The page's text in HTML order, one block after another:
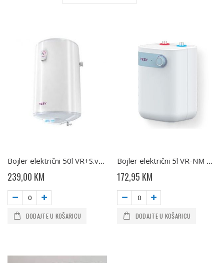
Bojler električni 50l VR+S.ventil GCV504420 B11 TESY
239,00 KM
DODAJTE U KOŠARICU
Bojler električni 5l VR-NM GCU0515M02 RC TESY
172,95 KM
DODAJTE U KOŠARICU